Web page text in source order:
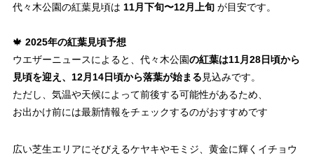
代々木公園の紅葉見頃は 11月下旬〜12月上旬が目安です。
🍁 2025年の紅葉見頃予想
ウエザーニュースによると、代々木公園の紅葉は11月28日頃から
見頃を迎え、12月14日頃から落葉が始まる 見込みです。
ただし、気温や天候によって前後する可能性があるため、
お出かけ前には最新情報をチェックするのがおすすめです
広い芝生エリアにそびえるケヤキやモミジ、黄金に輝くイチョウ